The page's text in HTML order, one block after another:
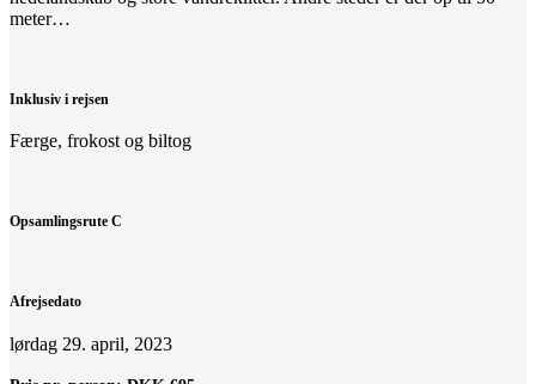
meter…
Inklusiv i rejsen
Færge, frokost og biltog
Opsamlingsrute C
Afrejsedato
lørdag 29. april, 2023